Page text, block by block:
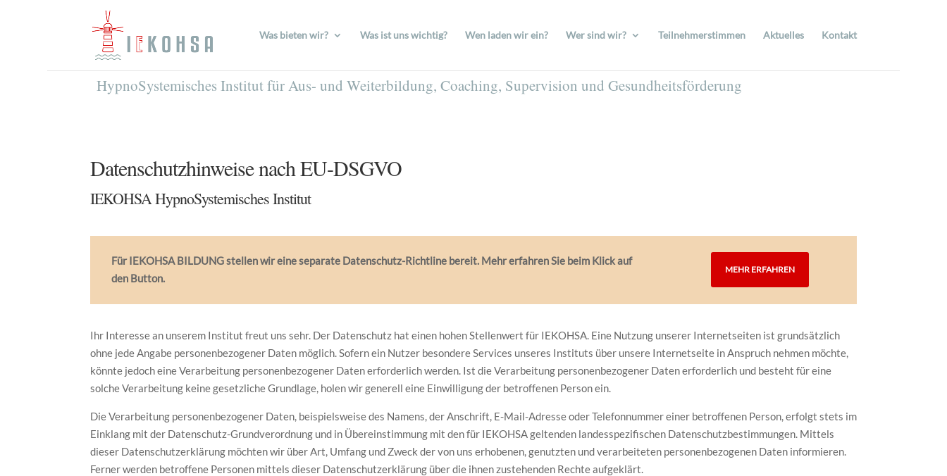
Was bieten wir? Was ist uns wichtig? Wen laden wir ein? Wer sind wir? Teilnehmerstimmen Aktuelles Kontakt
HypnoSystemisches Institut für Aus- und Weiterbildung, Coaching, Supervision und Gesundheitsförderung
Datenschutzhinweise nach EU-DSGVO
IEKOHSA HypnoSystemisches Institut
Für IEKOHSA BILDUNG stellen wir eine separate Datenschutz-Richtline bereit. Mehr erfahren Sie beim Klick auf
den Button.
MEHR ERFAHREN
Ihr Interesse an unserem Institut freut uns sehr. Der Datenschutz hat einen hohen Stellenwert für IEKOHSA. Eine Nutzung unserer Internetseiten ist grundsätzlich
ohne jede Angabe personenbezogener Daten möglich. Sofern ein Nutzer besondere Services unseres Instituts über unsere Internetseite in Anspruch nehmen möchte,
könnte jedoch eine Verarbeitung personenbezogener Daten erforderlich werden. Ist die Verarbeitung personenbezogener Daten erforderlich und besteht für eine
solche Verarbeitung keine gesetzliche Grundlage, holen wir generell eine Einwilligung der betroffenen Person ein.
Die Verarbeitung personenbezogener Daten, beispielsweise des Namens, der Anschrift, E-Mail-Adresse oder Telefonnummer einer betroffenen Person, erfolgt stets im
Einklang mit der Datenschutz-Grundverordnung und in Übereinstimmung mit den für IEKOHSA geltenden landesspezifischen Datenschutzbestimmungen. Mittels
dieser Datenschutzerklärung möchten wir über Art, Umfang und Zweck der von uns erhobenen, genutzten und verarbeiteten personenbezogenen Daten informieren.
Ferner werden betroffene Personen mittels dieser Datenschutzerklärung über die ihnen zustehenden Rechte aufgeklärt.